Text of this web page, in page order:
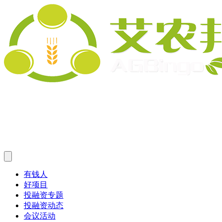
有钱人
好项目
投融资专题
投融资动态
会议活动